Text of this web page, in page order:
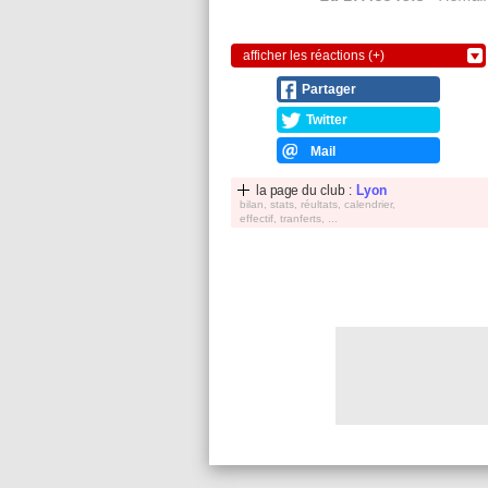
afficher les réactions (+)
Partager
Twitter
Mail
la page du club : Lyon
bilan, stats, réultats, calendrier,
effectif, tranferts, ...